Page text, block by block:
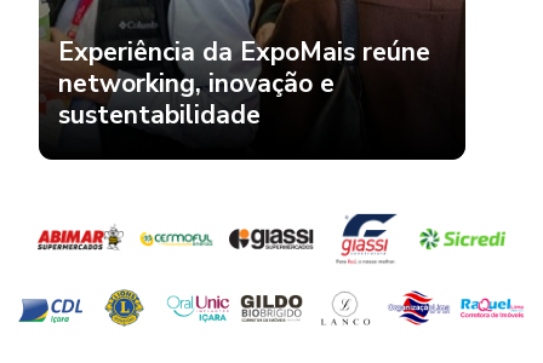
Experiência da ExpoMais reúne
networking, inovação e
sustentabilidade